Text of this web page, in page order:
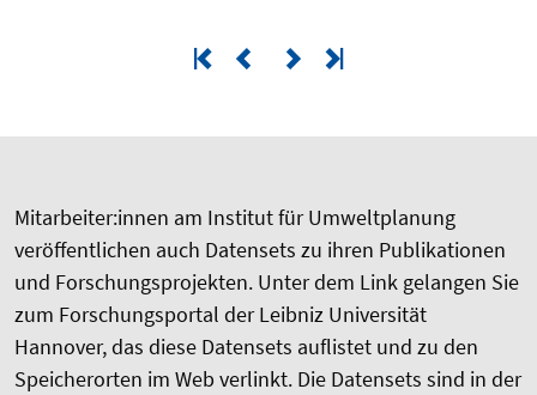
Mitarbeiter:innen am Institut für Umweltplanung
veröffentlichen auch Datensets zu ihren Publikationen
und Forschungsprojekten. Unter dem Link gelangen Sie
zum Forschungsportal der Leibniz Universität
Hannover, das diese Datensets auflistet und zu den
Speicherorten im Web verlinkt. Die Datensets sind in der